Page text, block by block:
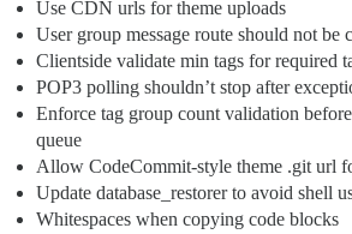
Use CDN urls for theme uploads
User group message route should not be
Clientside validate min tags for required
POP3 polling shouldn’t stop after
Enforce tag group count validation
queue
Allow CodeCommit-style theme .git url
Update database_restorer to avoid shell
Whitespaces when copying code blocks